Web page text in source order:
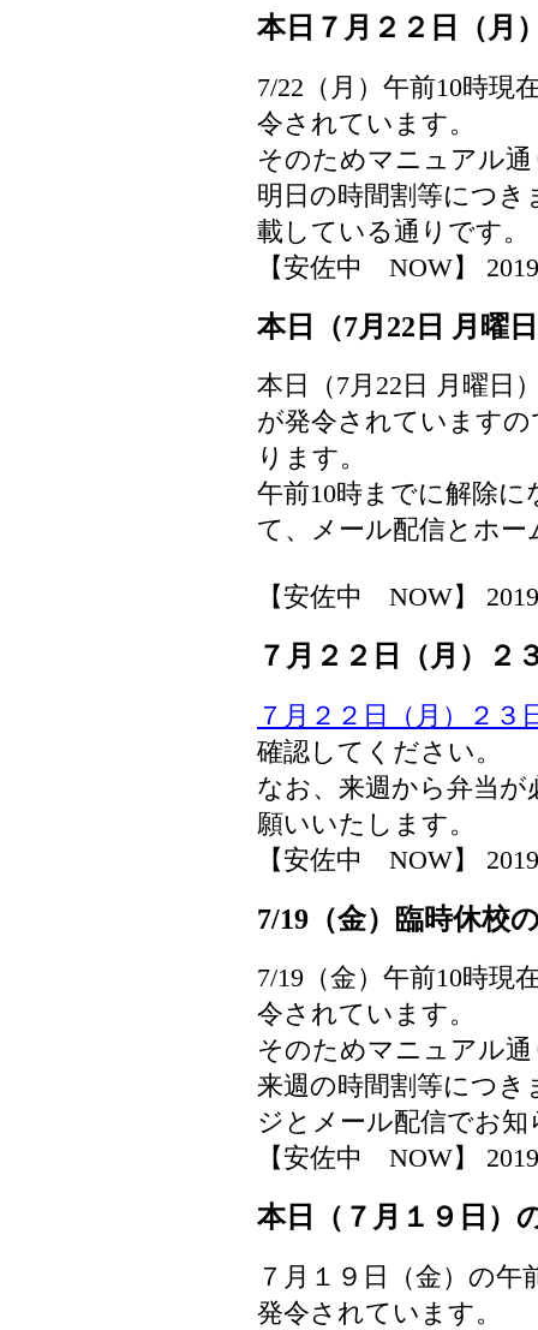
本日７月２２日（月
7/22（月）午前10時現
令されています。
そのためマニュアル
明日の時間割等につ
載している通りです。
【安佐中 NOW】
本日（7月22日 月曜
本日（7月22日 月曜日
が発令されています
ります。
午前10時までに解除
て、メール配信とホ
【安佐中 NOW】
７月２２日（月）２
７月２２日（月）２３
確認してください。
なお、来週から弁当
願いいたします。
【安佐中 NOW】
7/19（金）臨時休校
7/19（金）午前10時現
令されています。
そのためマニュアル
来週の時間割等につ
ジとメール配信でお
【安佐中 NOW】
本日（７月１９日）
７月１９日（金）の
発令されています。